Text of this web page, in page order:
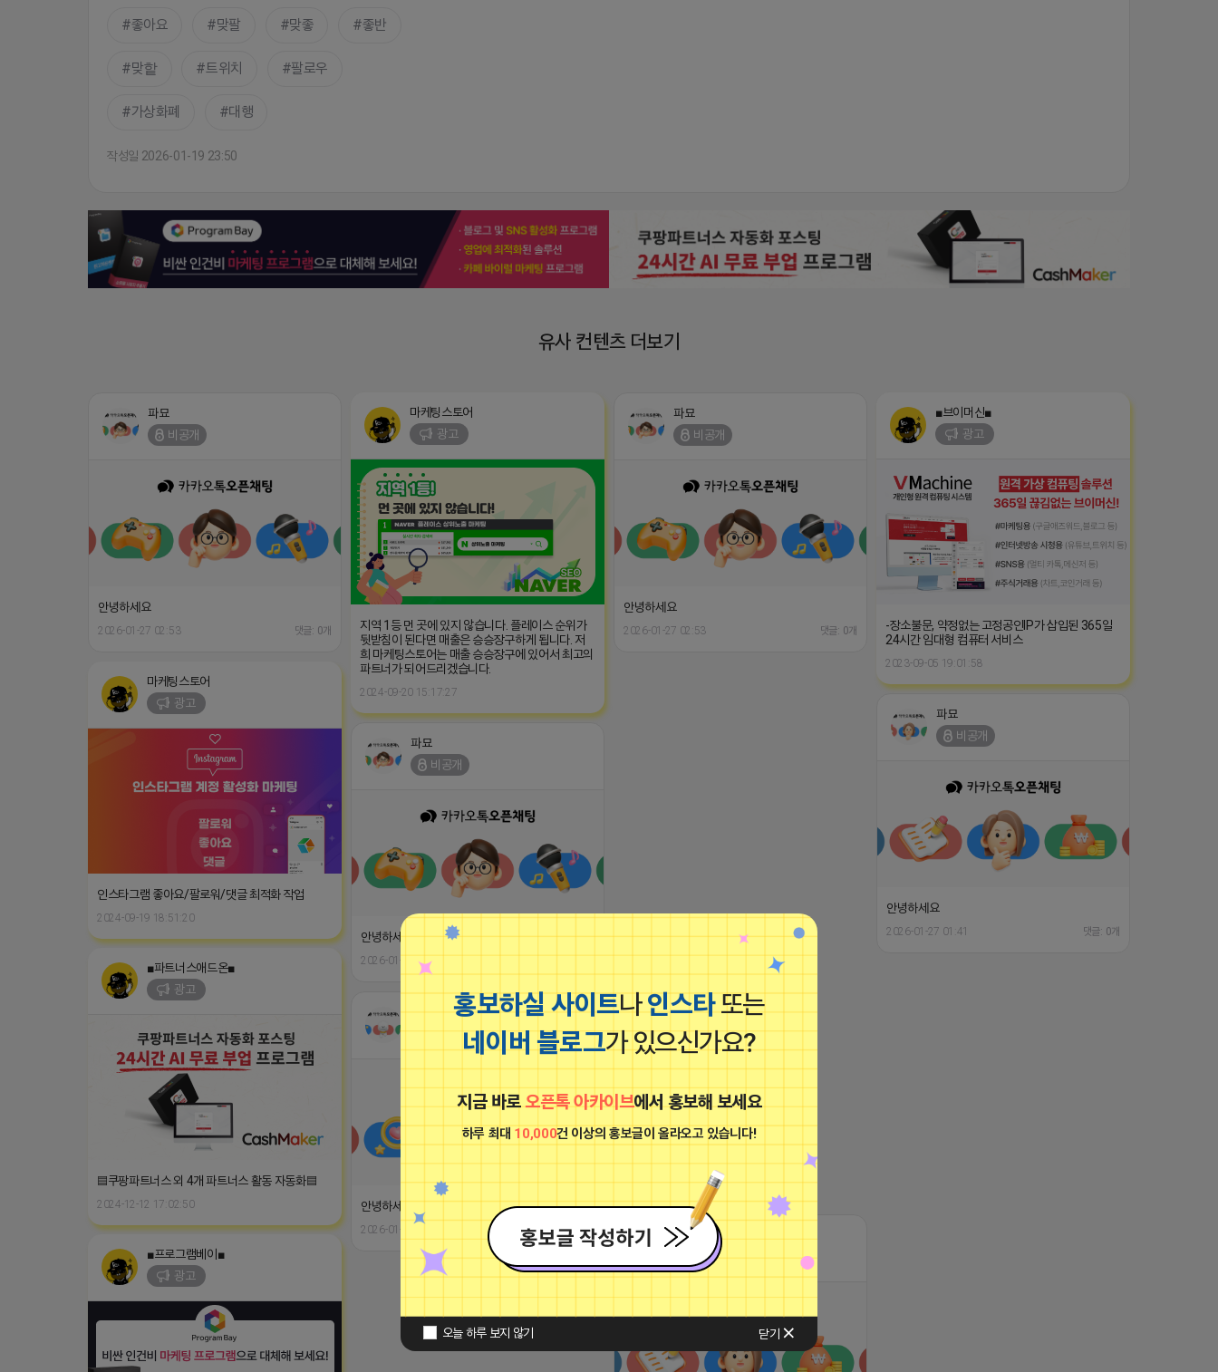
홍보하실 사이트나인스타또는
네이버 블로그가 있으신가요?
지금 바로오픈톡 아카이브에서 홍보해 보세요
하루 최대10,000건 이상의 홍보글이 올라오고 있습니다!
오늘 하루 보지 않기 닫기
좋아요 맞팔 맞좋 좋반
맞핱 트위치 팔로우
가상화폐 대행
작성일 2026-01-19 23:50
유사 컨텐츠 더보기
파묘
비공개
안녕하세요
2026-01-27 02:53 댓글: 0개
마케팅스토어
광고
지역 1등 먼 곳에 있지 않습니다. 플레이스 순위가
뒷받침이 된다면 매출은 승승장구하게 됩니다. 저
희 마케팅스토어는 매출 승승장구에 있어서 최고의
파트너가 되어드리겠습니다.
2024-09-20 15:17:27
파묘
비공개
안녕하세요
2026-01-27 02:53 댓글: 0개
■브이머신■
광고
-장소불문, 약정없는 고정공인IP가 삽입된 365일
24시간 임대형 컴퓨터 서비스
2023-09-05 19:01:58
마케팅스토어
광고
인스타그램 좋아요/팔로워/댓글 최적화 작업
2024-09-19 18:51:20
파묘
비공개
안녕하세요
2026-01-27 01:41 댓글: 0개
파묘
비공개
안녕하세요
2026-01-27 00:29
■파트너스애드온■
광고
▤쿠팡파트너스 외 4개 파트너스 활동 자동화▤
2024-12-12 17:02:50
파묘
비공개
안녕하세요
2026-01-26 23:16 댓글: 0개
파묘
비공개
■프로그램베이■
광고